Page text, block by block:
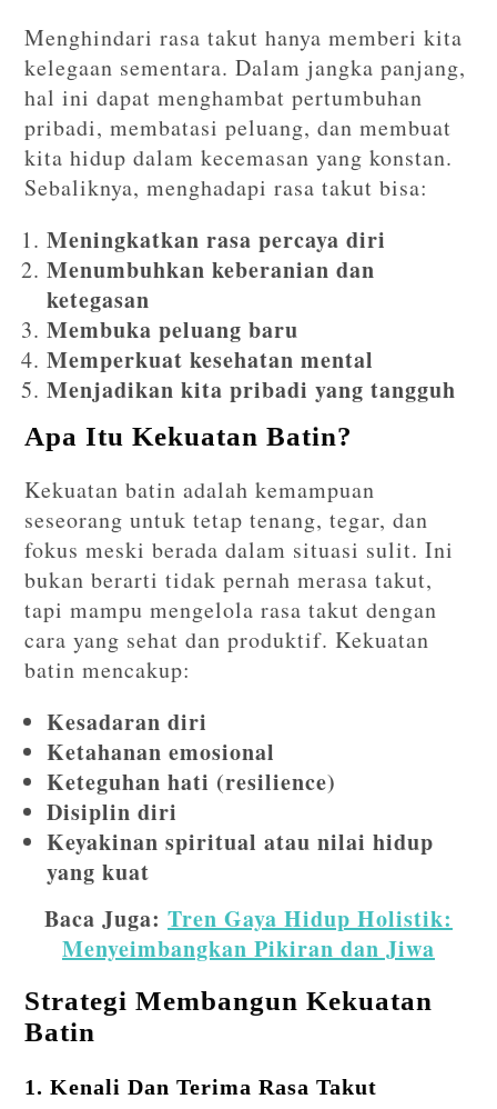
Menghindari rasa takut hanya memberi kita
kelegaan sementara. Dalam jangka panjang,
hal ini dapat menghambat pertumbuhan
pribadi, membatasi peluang, dan membuat
kita hidup dalam kecemasan yang konstan.
Sebaliknya, menghadapi rasa takut bisa:
Meningkatkan rasa percaya diri
Menumbuhkan keberanian dan
ketegasan
Membuka peluang baru
Memperkuat kesehatan mental
Menjadikan kita pribadi yang tangguh
Apa Itu Kekuatan Batin?
Kekuatan batin adalah kemampuan
seseorang untuk tetap tenang, tegar, dan
fokus meski berada dalam situasi sulit. Ini
bukan berarti tidak pernah merasa takut,
tapi mampu mengelola rasa takut dengan
cara yang sehat dan produktif. Kekuatan
batin mencakup:
Kesadaran diri
Ketahanan emosional
Keteguhan hati (resilience)
Disiplin diri
Keyakinan spiritual atau nilai hidup
yang kuat
Baca Juga: Tren Gaya Hidup Holistik:
Menyeimbangkan Pikiran dan Jiwa
Strategi Membangun Kekuatan
Batin
1. Kenali Dan Terima Rasa Takut